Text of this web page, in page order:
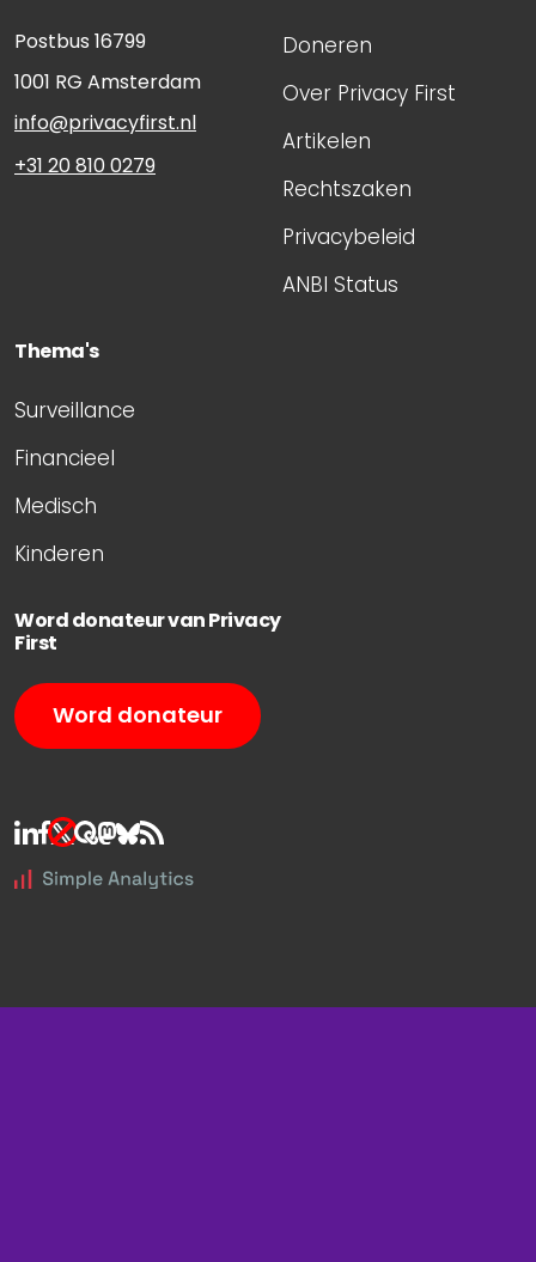
Postbus 16799
1001 RG Amsterdam
info@privacyfirst.nl
+31 20 810 0279
Doneren
Over Privacy First
Artikelen
Rechtszaken
Privacybeleid
ANBI Status
Thema's
Surveillance
Financieel
Medisch
Kinderen
Word donateur van Privacy
First
Word donateur